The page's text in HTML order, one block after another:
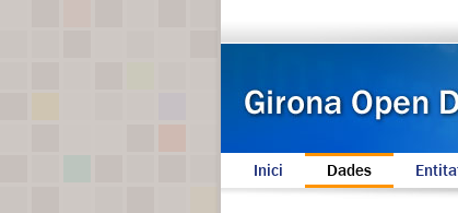
Inici Dades